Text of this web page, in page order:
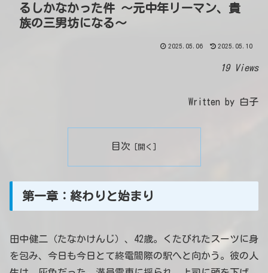
るしかなかった件 ～元中年リーマン、貴
族の三男坊になる～
2025.05.06 2025.05.10
19 Views
Written by 白子
目次
第一章：終わりと始まり
田中健二（たなかけんじ）、42歳。くたびれたスーツに身
を包み、今日も今日とて終電間際の駅へと向かう。彼の人